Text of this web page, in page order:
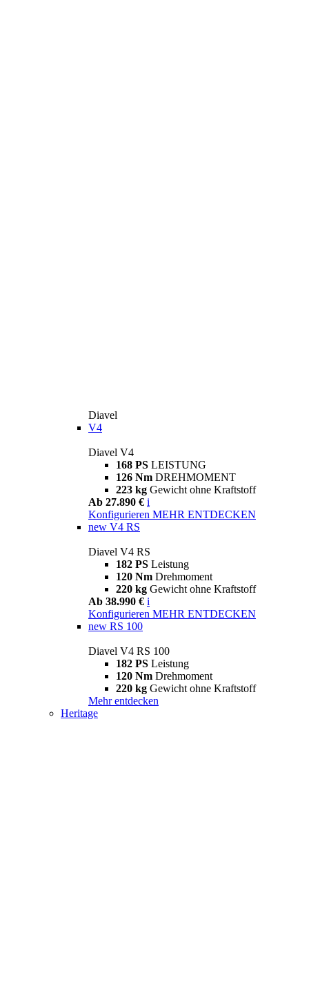
Diavel
V4
Diavel V4
168 PS LEISTUNG
126 Nm DREHMOMENT
223 kg Gewicht ohne Kraftstoff
Ab 27.890 € i
Konfigurieren MEHR ENTDECKEN
new V4 RS
Diavel V4 RS
182 PS Leistung
120 Nm Drehmoment
220 kg Gewicht ohne Kraftstoff
Ab 38.990 € i
Konfigurieren MEHR ENTDECKEN
new RS 100
Diavel V4 RS 100
182 PS Leistung
120 Nm Drehmoment
220 kg Gewicht ohne Kraftstoff
Mehr entdecken
Heritage